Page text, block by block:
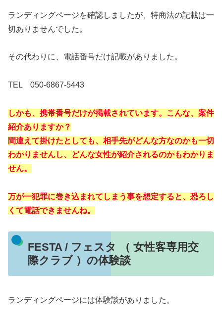
ランディングページを確認しましたが、特商法の記載は一
切ありませんでした。
その代わりに、電話番号だけ記載がありました。
TEL 050-6867-5443
しかも、携帯番号だけが掲載されています。こんな、案件
紹介ありますか？
間違えて掛けたとしても、相手先がどんな方なのかも一切
わかりませんし、どんな女性が紹介されるのかもわかりま
せん。
万が一犯罪に巻き込まれてしまう事を想定すると、恐ろし
くて電話できませんね。
FESTA / フェスタ （ 女性客専用交
際クラブ ）の体験談
ランディングページには体験談がありました。